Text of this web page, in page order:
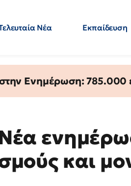
Νέα Εκπαίδευση
Ενημέρωση: 785.000
και